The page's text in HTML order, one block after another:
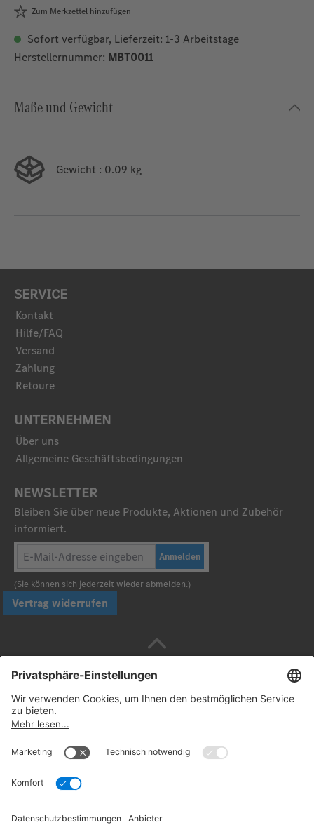
Zum Merkzettel hinzufügen
Sofort verfügbar, Lieferzeit: 1-3 Arbeitstage
Herstellernummer: MBT0011
Maße und Gewicht
Gewicht : 0.09 kg
SERVICE
Kontakt
Hilfe/FAQ
Versand
Zahlung
Retoure
UNTERNEHMEN
Über uns
Allgemeine Geschäftsbedingungen
NEWSLETTER
Bleiben Sie über neue Produkte, Aktionen und Zubehör
informiert.
Anmelden
(Sie können sich jederzeit wieder abmelden.)
Vertrag widerrufen
Sicher bezahlen mit
© 2026. Daimler Truck AG. Alle Rechte vorbehalten